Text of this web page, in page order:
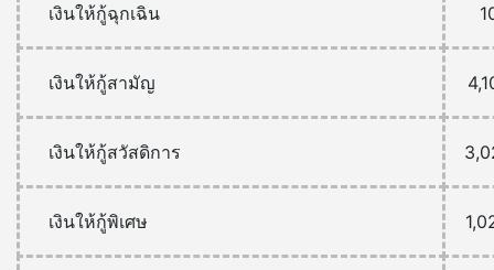
เงินให้กู้ฉุกเฉิน
เงินให้กู้สามัญ
เงินให้กู้สวัสดิการ
เงินให้กู้พิเศษ